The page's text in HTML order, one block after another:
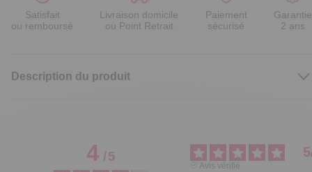
Satisfait
ou remboursé
Livraison domicile
ou Point Retrait
Paiement
sécurisé
Garantie
2 ans
Description du produit
4/5 5
Avis vérifié